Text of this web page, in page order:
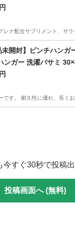
レナ配合サプリメント、サ
駅 健康食品
未開封】ピンチハンガ
ンガー 洗濯バサミ
です。 耐久性に優れ、長く
今すぐ30秒で投稿
投稿画面へ (無料)